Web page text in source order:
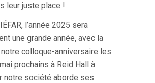
leur juste place !
l’année 2025 sera
une grande année, avec la
colloque-anniversaire les
prochains à Reid Hall à
notre société aborde ses